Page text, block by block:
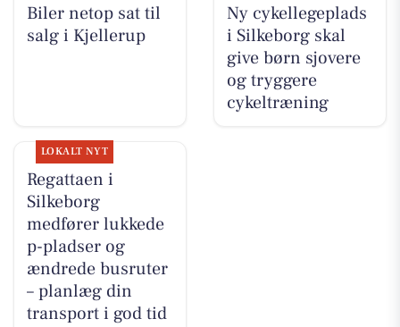
Biler netop sat til
salg i Kjellerup
Ny cykellegeplads
i Silkeborg skal
give børn sjovere
og tryggere
cykeltræning
LOKALT NYT
Regattaen i
Silkeborg
medfører lukkede
p-pladser og
ændrede busruter
– planlæg din
transport i god tid